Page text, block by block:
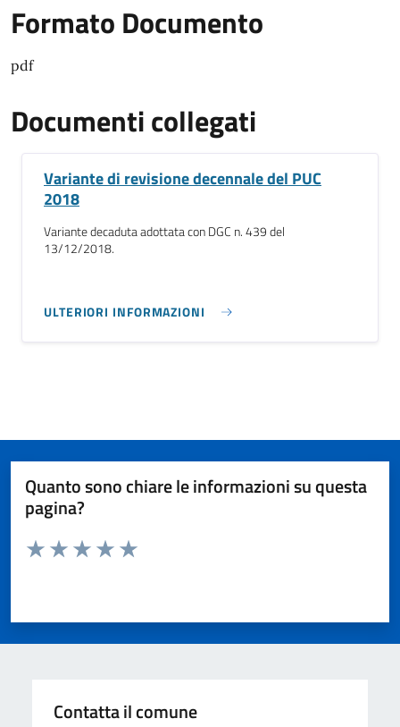
Formato Documento
pdf
Documenti collegati
Variante di revisione decennale del PUC
2018
Variante decaduta adottata con DGC n. 439 del
13/12/2018.
ULTERIORI INFORMAZIONI
Quanto sono chiare le informazioni su questa
pagina?
Valuta da 1 a 5 stelle la pagina
Contatta il comune